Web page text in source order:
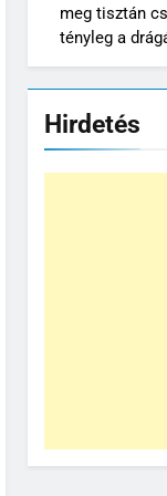
meg tisztán
tényleg a
Hirdetés